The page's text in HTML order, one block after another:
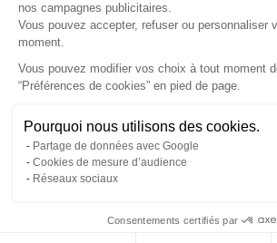
nos campagnes publicitaires.
Vous pouvez accepter, refuser ou personnaliser
moment.
Vous pouvez modifier vos choix à tout moment
“Préférences de cookies” en pied de page.
Pourquoi nous utilisons des cookies.
Partage de données avec Google
Cookies de mesure d’audience
Réseaux sociaux
Consentements certifiés par
Gérer mes cookies
© Copyright 2026 France Galerie. Tous